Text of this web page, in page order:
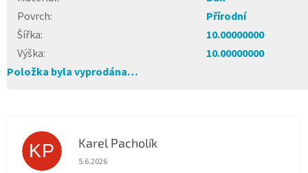
Povrch:
Přírodní
Šířka:
10.00000000
Výška:
10.00000000
Položka byla vyprodána…
KP Karel Pacholík
Hodnocení obchodu je 4 z 5 hvězdiček.
5.6.2026